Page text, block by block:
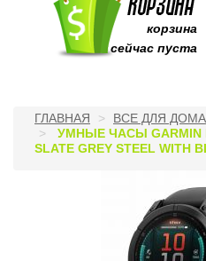
корзина
сейчас пуста
ГЛАВНАЯ ВСЕ ДЛЯ ДОМА
УМНЫЕ ЧАСЫ GARMIN
SLATE GREY STEEL WITH